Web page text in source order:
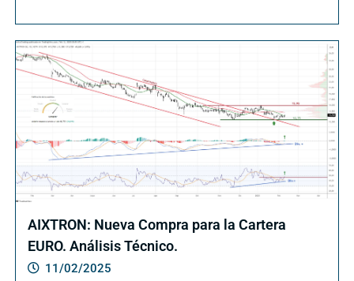
AIXTRON: Nueva Compra para la Cartera
EURO. Análisis Técnico.
11/02/2025